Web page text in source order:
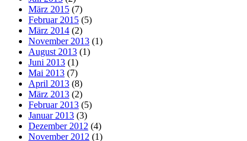
März 2015 (7)
Februar 2015 (5)
März 2014 (2)
November 2013 (1)
August 2013 (1)
Juni 2013 (1)
Mai 2013 (7)
April 2013 (8)
März 2013 (2)
Februar 2013 (5)
Januar 2013 (3)
Dezember 2012 (4)
November 2012 (1)